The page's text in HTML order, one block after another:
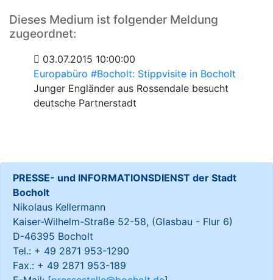
Dieses Medium ist folgender Meldung
zugeordnet:
03.07.2015 10:00:00
Europabüro #Bocholt: Stippvisite in Bocholt
Junger Engländer aus Rossendale besucht
deutsche Partnerstadt
PRESSE- und INFORMATIONSDIENST der Stadt
Bocholt
Nikolaus Kellermann
Kaiser-Wilhelm-Straße 52-58, (Glasbau - Flur 6)
D-46395 Bocholt
Tel.: + 49 2871 953-1290
Fax.: + 49 2871 953-189